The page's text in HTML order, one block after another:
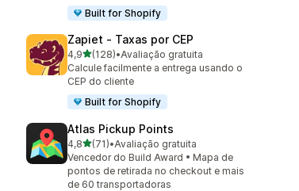
Built for Shopify
Zapiet ‑ Taxas por CEP
4,9de 5 estrelas
(128)
128 avaliações ao todo
•Avaliação gratuita
Calcule facilmente a entrega usando o
CEP do cliente
Built for Shopify
Atlas Pickup Points
4,8de 5 estrelas
(71)
71 avaliações ao todo
•Avaliação gratuita
Vencedor do Build Award • Mapa de
pontos de retirada no checkout e mais
de 60 transportadoras